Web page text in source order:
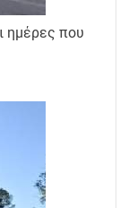
ημέρες που